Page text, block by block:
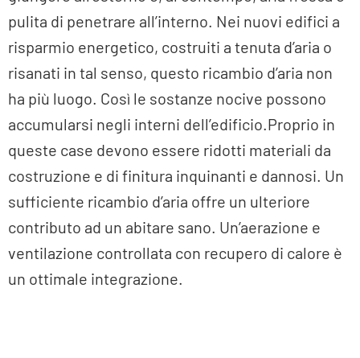
pulita di penetrare all’interno. Nei nuovi edifici a
risparmio energetico, costruiti a tenuta d’aria o
risanati in tal senso, questo ricambio d’aria non
ha più luogo. Così le sostanze nocive possono
accumularsi negli interni dell’edificio.Proprio in
queste case devono essere ridotti materiali da
costruzione e di finitura inquinanti e dannosi. Un
sufficiente ricambio d’aria offre un ulteriore
contributo ad un abitare sano. Un’aerazione e
ventilazione controllata con recupero di calore è
un ottimale integrazione.